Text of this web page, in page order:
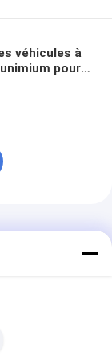
véhicules à
pour